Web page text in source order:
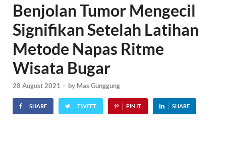
Benjolan Tumor Mengecil
Signifikan Setelah Latihan
Metode Napas Ritme
Wisata Bugar
28 August 2021 - by Mas Gunggung
SHARE TWEET PIN IT SHARE